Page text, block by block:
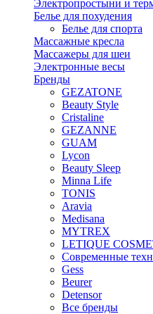
Электропростыни и
Белье для похудения
Белье для спорта
Массажные кресла
Массажеры для шеи
Электронные весы
Бренды
GEZATONE
Beauty Style
Cristaline
GEZANNE
GUAM
Lycon
Beauty Sleep
Minna Life
TONIS
Aravia
Medisana
MYTREX
LETIQUE
Современные
Gess
Beurer
Detensor
Все бренды